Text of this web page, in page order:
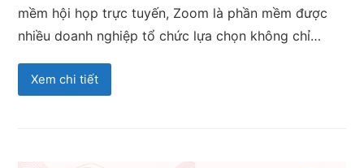
mềm hội họp trực tuyến, Zoom là phần mềm được
nhiều doanh nghiệp tổ chức lựa chọn không chỉ…
Xem chi tiết